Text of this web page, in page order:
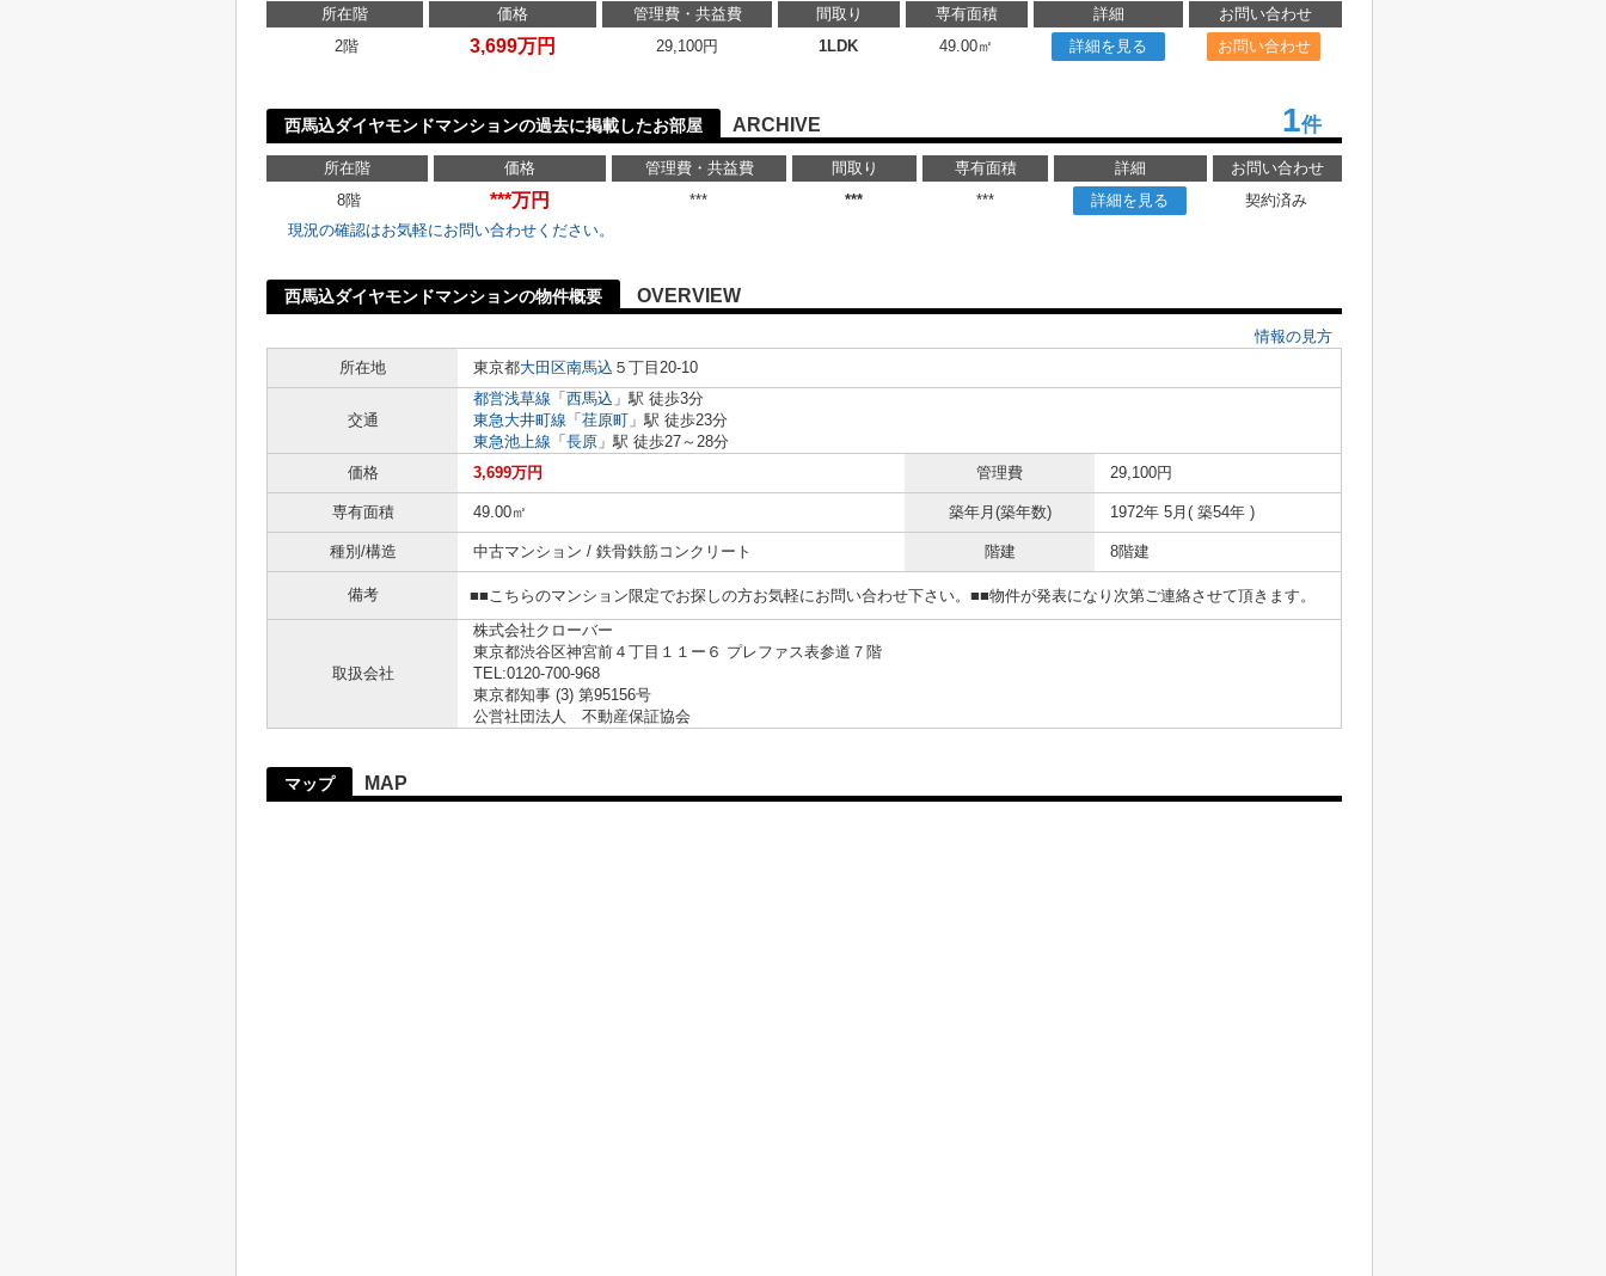
所在階 価格 管理費・共益費 間取り 専有面積 詳細
お問い合わせ
2階
3,699万円 29,100円 1LDK 49.00㎡ 詳細を見る お問い合わせ
西馬込ダイヤモンドマンションの過去に掲載したお部屋 ARCHIVE 1件
所在階 価格 管理費・共益費 間取り 専有面積 詳細
お問い合わせ
8階
***万円 *** *** *** 詳細を見る
契約済み
現況の確認はお気軽にお問い合わせください。
西馬込ダイヤモンドマンションの物件概要 OVERVIEW
情報の見方
所在地
東京都大田区南馬込 ５丁目20-10
交通
都営浅草線 「 西馬込 」駅 徒歩3分
東急大井町線 「 荏原町 」駅 徒歩23分
東急池上線 「 長原 」駅 徒歩27～28分
価格
3,699万円 管理費 29,100円
専有面積 49.00㎡ 築年月(築年数) 1972年 5月( 築54年 )
種別/構造 中古マンション / 鉄骨鉄筋コンクリート 階建 8階建
備考 ■■こちらのマンション限定でお探しの方お気軽にお問い合わせ下さい。■■物件が発表になり次第ご連絡させて頂きます。
取扱会社
株式会社クローバー
東京都渋谷区神宮前４丁目１１ー６ プレファス表参道７階
TEL:0120-700-968
東京都知事 (3) 第95156号
公営社団法人 不動産保証協会
マップ MAP